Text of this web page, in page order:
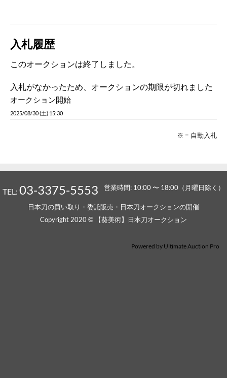
入札履歴
このオークションは終了しました。
入札がなかったため、オークションの期限が切れました
オークション開始
2025/08/30 (土) 15:30
※ = 自動入札
TEL:03-3375-5553 営業時間: 10:00 〜 18:00（月曜日除く）
日本刀の買い取り・委託販売・日本刀オークションの開催
Copyright 2020 © 【葵美術】日本刀オークション
Powered by Ultimate Auction Pro